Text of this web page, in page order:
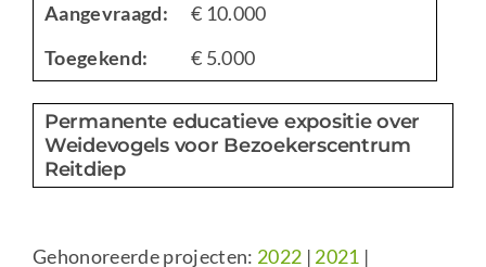
Aangevraagd:
€ 10.000
Toegekend:
€ 5.000
Permanente educatieve expositie over
Weidevogels voor Bezoekerscentrum
Reitdiep
Gehonoreerde projecten: 2022 | 2021 |